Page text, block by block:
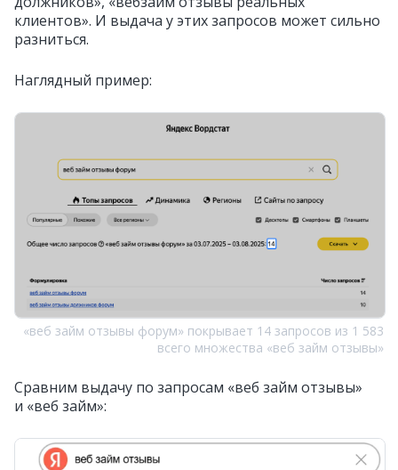
клиентов». И выдача у этих запросов может сильно
разниться.
Наглядный пример:
«веб займ отзывы форум» покрывает 14 запросов из 1 583
всего множества «веб займ отзывы»
Сравним выдачу по запросам «веб займ отзывы»
и «веб займ»: